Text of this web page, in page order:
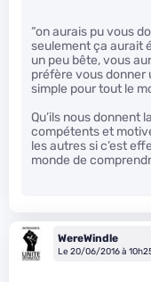
“on aurais pu vous
seulement ça aurait
un peu bête, vous
préfère vous donner
simple pour tout le
Qu’ils nous donnent
compétents et
les autres si c’est
monde de
WereWindle
Le 20/06/2016 à